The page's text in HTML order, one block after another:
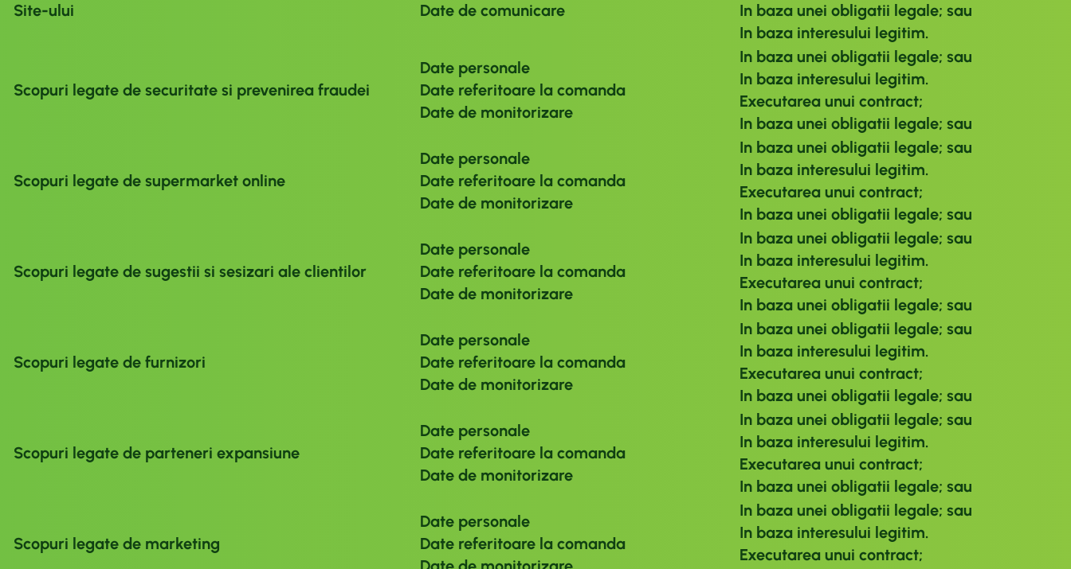
Site-ului
Date de comunicare
In baza unei obligatii legale; sau
In baza interesului legitim.
Scopuri legate de securitate si prevenirea fraudei
Date personale
Date referitoare la comanda
Date de monitorizare
In baza unei obligatii legale; sau
In baza interesului legitim.
Executarea unui contract;
In baza unei obligatii legale; sau
Scopuri legate de supermarket online
Date personale
Date referitoare la comanda
Date de monitorizare
In baza unei obligatii legale; sau
In baza interesului legitim.
Executarea unui contract;
In baza unei obligatii legale; sau
Scopuri legate de sugestii si sesizari ale clientilor
Date personale
Date referitoare la comanda
Date de monitorizare
In baza unei obligatii legale; sau
In baza interesului legitim.
Executarea unui contract;
In baza unei obligatii legale; sau
Scopuri legate de furnizori
Date personale
Date referitoare la comanda
Date de monitorizare
In baza unei obligatii legale; sau
In baza interesului legitim.
Executarea unui contract;
In baza unei obligatii legale; sau
Scopuri legate de parteneri expansiune
Date personale
Date referitoare la comanda
Date de monitorizare
In baza unei obligatii legale; sau
In baza interesului legitim.
Executarea unui contract;
In baza unei obligatii legale; sau
Scopuri legate de marketing
Date personale
Date referitoare la comanda
In baza unei obligatii legale; sau
In baza interesului legitim.
Executarea unui contract;